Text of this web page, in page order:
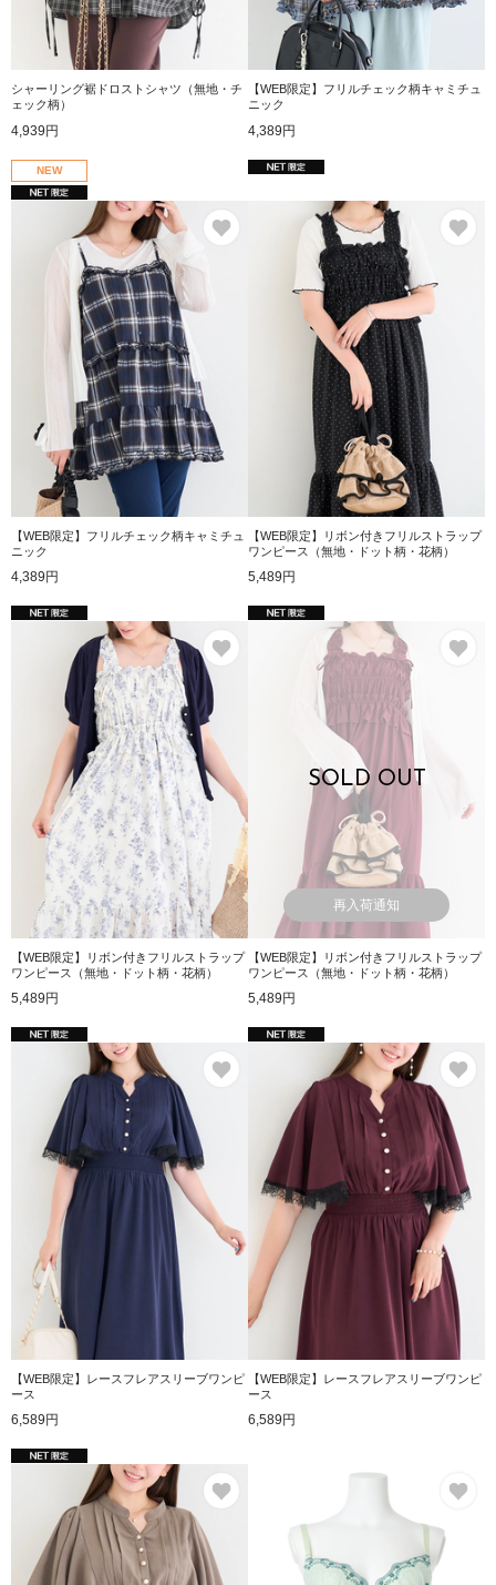
シャーリング裾ドロストシャツ（無地・チ
ェック柄）
4,939円
【WEB限定】フリルチェック柄キャミチュ
ニック
4,389円
NEW
【WEB限定】フリルチェック柄キャミチュ
ニック
4,389円
【WEB限定】リボン付きフリルストラップ
ワンピース（無地・ドット柄・花柄）
5,489円
【WEB限定】リボン付きフリルストラップ
ワンピース（無地・ドット柄・花柄）
5,489円
SOLD OUT
再入荷通知
【WEB限定】リボン付きフリルストラップ
ワンピース（無地・ドット柄・花柄）
5,489円
【WEB限定】レースフレアスリーブワンピ
ース
6,589円
【WEB限定】レースフレアスリーブワンピ
ース
6,589円